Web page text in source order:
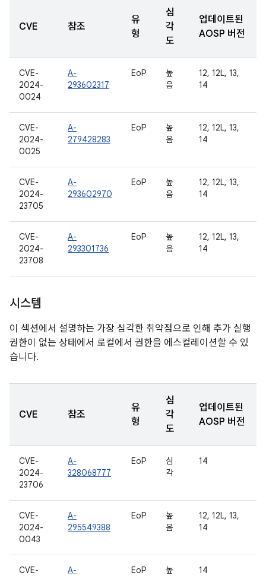
CVE 참조
유
형
심
각
도
업데이트된
AOSP 버전
CVE-
2024-
0024
A-
293602317
EoP
높
음
12, 12L, 13,
14
CVE-
2024-
0025
A-
279428283
EoP
높
음
12, 12L, 13,
14
CVE-
2024-
23705
A-
293602970
EoP
높
음
12, 12L, 13,
14
CVE-
2024-
23708
A-
293301736
EoP
높
음
12, 12L, 13,
14
시스템
이 섹션에서 설명하는 가장 심각한 취약점으로 인해 추가 실행
권한이 없는 상태에서 로컬에서 권한을 에스컬레이션할 수 있
습니다.
CVE 참조
유
형
심
각
도
업데이트된
AOSP 버전
CVE-
2024-
23706
A-
328068777
EoP
심
각
14
CVE-
2024-
0043
A-
295549388
EoP
높
음
12, 12L, 13,
14
CVE-
A-
EoP
높
14